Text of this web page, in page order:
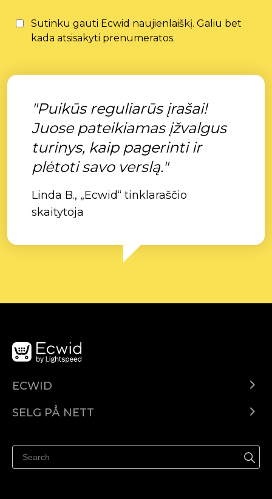
Sutinku gauti Ecwid naujienlaiškį. Galiu bet
kada atsisakyti prenumeratos.
"Puikūs reguliarūs įrašai!
Juose pateikiamas įžvalgus
turinys, kaip pagerinti ir
plėtoti savo verslą."
Linda B., „Ecwid“ tinklaraščio
skaitytoja
ECWID
Pris
SELG PÅ NETT
Selg på Facebook
Selg på Instagram